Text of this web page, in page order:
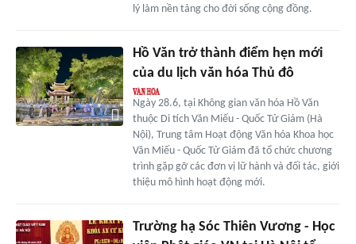
lý làm nền tảng cho đời sống cộng đồng.
Hồ Văn trở thành điểm hẹn mới
của du lịch văn hóa Thủ đô
Ngày 28.6, tại Không gian văn hóa Hồ Văn
thuộc Di tích Văn Miếu - Quốc Tử Giám (Hà
Nội), Trung tâm Hoạt động Văn hóa Khoa học
Văn Miếu - Quốc Tử Giám đã tổ chức chương
trình gặp gỡ các đơn vị lữ hành và đối tác, giới
thiệu mô hình hoạt động mới.
Trường hạ Sóc Thiên Vương - Học